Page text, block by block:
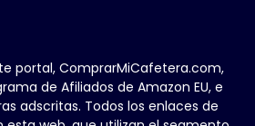
portal, ComprarMiCafetera.com,
de Afiliados de Amazon EU, e
adscritas. Todos los enlaces de